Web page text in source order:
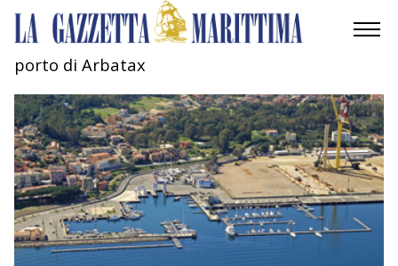
AMBIENTE
MOBILITÀ
INDUSTRIA
RICERCA
ECONOMIA
porto di Arbatax